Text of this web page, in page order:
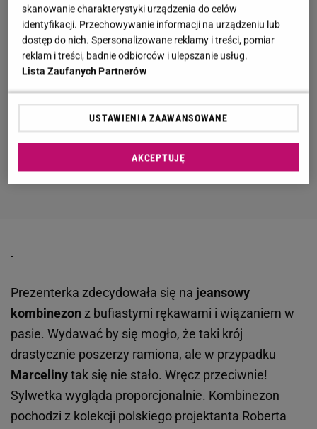
Prezenterka zdecydowała się na jeansowy
kombinezon z bufiastymi rękawami i wiązaniem w
pasie. Wydawać by się mogło, że taki krój
drastycznie poszerzy ramiona, ale w przypadku
Marcelinytak się nie stało. Wręcz przeciwnie!
Sylwetka wygląda proporcjonalnie. Kombinezon
pochodzi z kolekcji polskiego projektanta Roberta
skanowanie charakterystyki urządzenia do celów
identyfikacji. Przechowywanie informacji na urządzeniu lub
dostęp do nich. Spersonalizowane reklamy i treści, pomiar
reklam i treści, badnie odbiorców i ulepszanie usług.
Lista Zaufanych Partnerów
USTAWIENIA ZAAWANSOWANE
AKCEPTUJĘ